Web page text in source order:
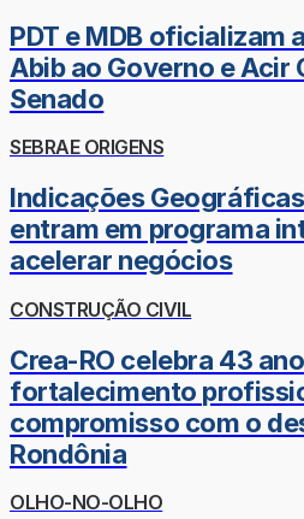
PDT e MDB oficializam
Abib ao Governo e Acir
Senado
SEBRAE ORIGENS
Indicações
entram em programa
acelerar negócios
CONSTRUÇÃO CIVIL
Crea-RO celebra 43
fortalecimento
compromisso com o
Rondônia
OLHO-NO-OLHO